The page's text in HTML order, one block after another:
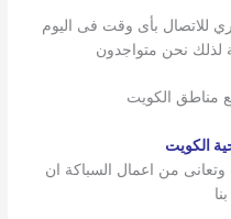
للاتصال بأى وقت فى اليوم
لذلك نحن متواجدون
مناطق الكويت
الكويت
من اعمال السباكة ان